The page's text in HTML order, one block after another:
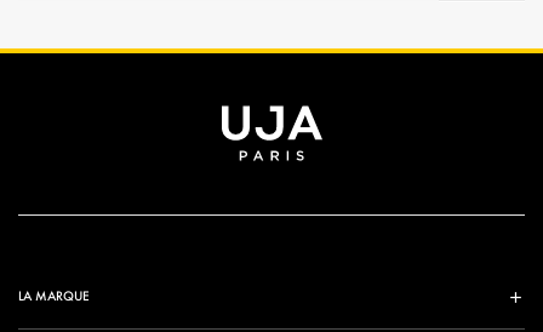
LA MARQUE